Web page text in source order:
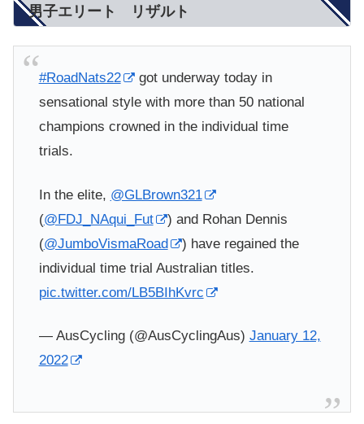
男子エリート リザルト
#RoadNats22
got underway today in
sensational style with more than 50 national
champions crowned in the individual time
trials.
In the elite, @GLBrown321
(@FDJ_NAqui_Fut
) and Rohan Dennis
(@JumboVismaRoad
) have regained the
individual time trial Australian titles.
pic.twitter.com/LB5BIhKvrc
— AusCycling (@AusCyclingAus) January 12,
2022